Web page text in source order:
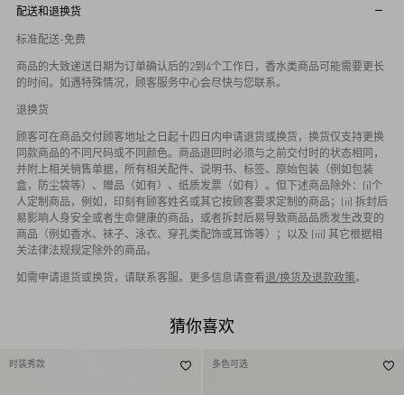
配送和退换货
标准配送-免费
商品的大致递送日期为订单确认后的2到4个工作日，香水类商品可能需要更长
的时间。如遇特殊情况，顾客服务中心会尽快与您联系。
退换货
顾客可在商品交付顾客地址之日起十四日内申请退货或换货，换货仅支持更换
同款商品的不同尺码或不同颜色。商品退回时必须与之前交付时的状态相同，
并附上相关销售单据，所有相关配件、说明书、标签、原始包装（例如包装
盒，防尘袋等）、赠品（如有）、纸质发票（如有）。但下述商品除外：(i)个
人定制商品，例如，印刻有顾客姓名或其它按顾客要求定制的商品；(ii) 拆封后
易影响人身安全或者生命健康的商品，或者拆封后易导致商品品质发生改变的
商品（例如香水、袜子、泳衣、穿孔类配饰或耳饰等）；以及 (iii) 其它根据相
关法律法规规定除外的商品。
如需申请退货或换货，请联系客服。更多信息请查看退/换货及退款政策。
猜你喜欢
时装秀款 多色可选